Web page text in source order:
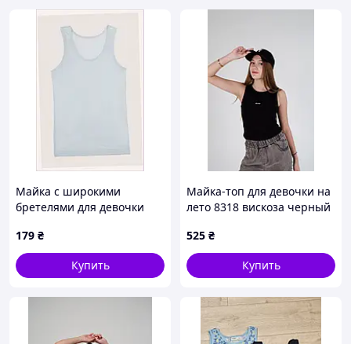
Майка с широкими
бретелями для девочки
ЦБ-00257767, 8962K555H
179 ₴
Купить
Майка-топ для девочки на
лето 8318 вискоза черный
525 ₴
Купить